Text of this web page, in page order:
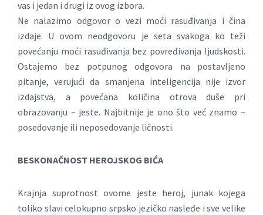
vas i jedan i drugi iz ovog izbora.
Ne nalazimo odgovor o vezi moći rasuđivanja i čina
izdaje. U ovom neodgovoru je seta svakoga ko teži
povećanju moći rasuđivanja bez povređivanja ljudskosti.
Ostajemo bez potpunog odgovora na postavljeno
pitanje, verujući da smanjena inteligencija nije izvor
izdajstva, a povećana količina otrova duše pri
obrazovanju – jeste. Najbitnije je ono što već znamo –
posedovanje ili neposedovanje ličnosti.
BESKONAČNOST HEROJSKOG BIĆA
Krajnja suprotnost ovome jeste heroj, junak kojega
toliko slavi celokupno srpsko jezičko nasleđe i sve velike